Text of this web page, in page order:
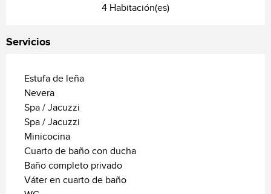
4 Habitación(es)
Servicios
Estufa de leña
Nevera
Spa / Jacuzzi
Spa / Jacuzzi
Minicocina
Cuarto de baño con ducha
Baño completo privado
Váter en cuarto de baño